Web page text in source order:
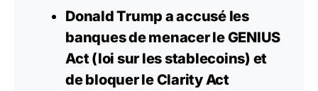
Donald Trump a accusé les
banques de menacer le GENIUS
Act (loi sur les stablecoins) et
de bloquer le Clarity Act